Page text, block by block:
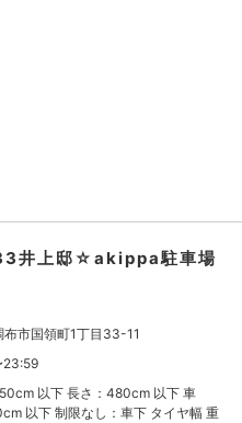
井上邸☆akippa駐車場
布市国領町1丁目33-11
以下 長さ：480cm 以下 車
以下 制限なし：車下 タイヤ幅 重